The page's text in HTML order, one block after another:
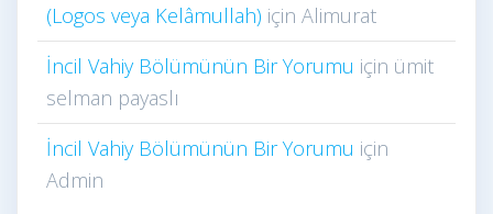
(Logos veya Kelâmullah) için Alimurat
İncil Vahiy Bölümünün Bir Yorumu için ümit
selman payaslı
İncil Vahiy Bölümünün Bir Yorumu için
Admin